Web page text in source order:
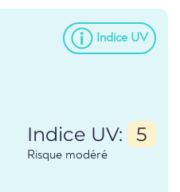
Indice UV
Indice UV: 5
Risque modéré